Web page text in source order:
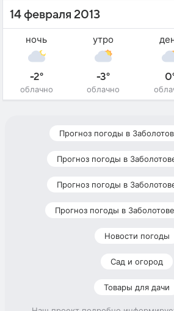
14 февраля 2013
ночь
-2°
облачно
утро
-3°
облачно
Прогноз погоды в
Прогноз погоды в
Прогноз погоды в
Прогноз погоды в
Новости погоды
Сад и огород
Товары для дачи